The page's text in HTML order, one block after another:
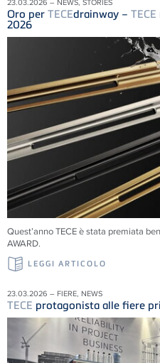
23.03.2026 – NEWS, STORIES
Oro per TECEdrainway – TECE
2026
Quest’anno TECE è stata premiata
AWARD.
LEGGI ARTICOLO
23.03.2026 – FIERE, NEWS
TECE protagonista alle fiere